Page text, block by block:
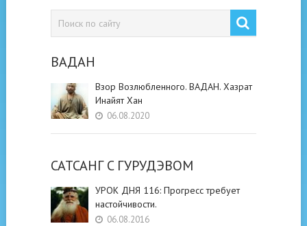
ВАДАН
Взор Возлюбленного. ВАДАН. Хазрат
Инайят Хан
06.08.2020
САТСАНГ C ГУРУДЭВОМ
УРОК ДНЯ 116: Прогресс требует
настойчивости.
06.08.2016